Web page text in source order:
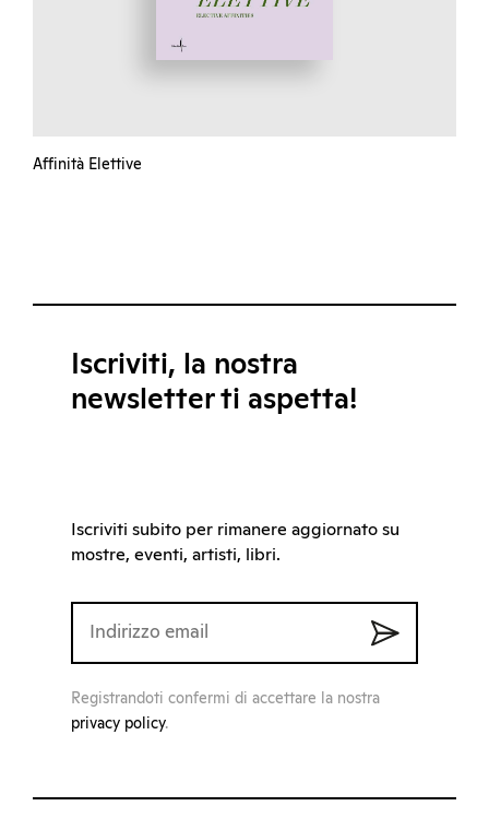
Affinità Elettive
Iscriviti, la nostra
newsletter ti aspetta!
Iscriviti subito per rimanere aggiornato su
mostre, eventi, artisti, libri.
Registrandoti confermi di accettare la nostra
privacy policy.